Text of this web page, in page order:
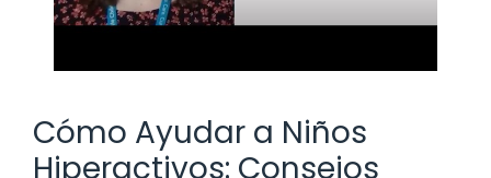
Cómo Ayudar a Niños
Hiperactivos: Consejos